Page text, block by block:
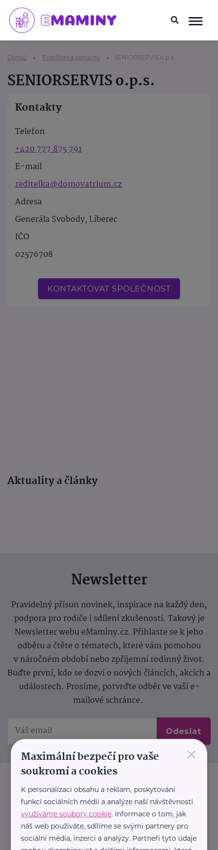
Domů Postižení a poruchy SENIORSERVIS o.p.s.
SENIORSERVIS o.p.s.
Kontakty
Telefon
+420 777 875 791
E-mail
reditelka@domovatrium.cz
Adresa
Generála Svobody, Liberec
IČO
02576708
KONTAKTOVAT SPOLEČNOST
Aktuality a články
Newsletter
Pravidelný přísun novinek, inspirace na každý den,
podpora pro rodiče i sdílení zkušeností. Takový je
Newsletter webu eMaminy.cz. Přihlaste se k jeho
odběru a čtěte o tématech, které vám pomohou
v náročném období nebo zpříjemní rodinný život.
Buďte první, kdo se dozví o nových článcích, akcích a
událostech. Prosíme, potvrďte odběr ve vaší e-
mailové schránce.
Odeslat
×
Maximální bezpečí pro vaše
soukromí a cookies
K personalizaci obsahu a reklam, poskytování
funkcí sociálních médií a analýze naší návštěvnosti
využíváme soubory cookie. Informace o tom, jak
náš web používáte, sdílíme se svými partnery pro
sociální média, inzerci a analýzy. Partneři tyto údaje